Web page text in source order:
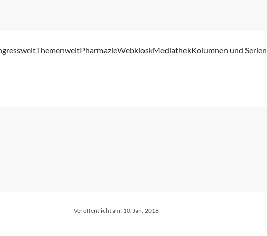
ThemenweltPharmazieWebkioskMediathekKolumnen und Serien
Veröffentlicht am: 10. Jän. 2018